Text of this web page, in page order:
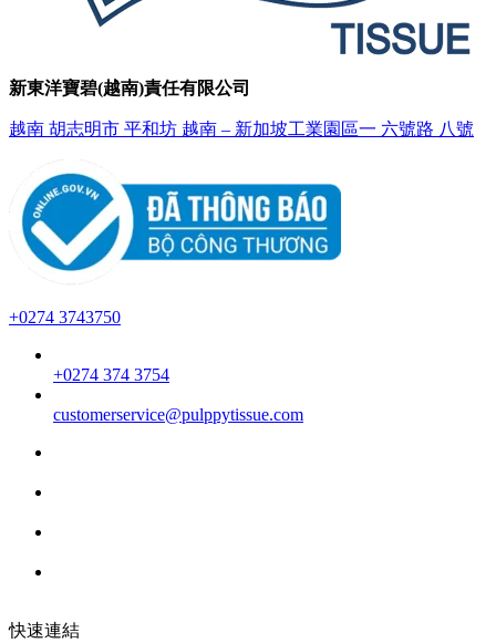
新東洋寶碧(越南)責任有限公司
越南 胡志明市 平和坊 越南 – 新加坡工業園區一 六號路 八號
+0274 3743750
+0274 374 3754
customerservice@pulppytissue.com
快速連結